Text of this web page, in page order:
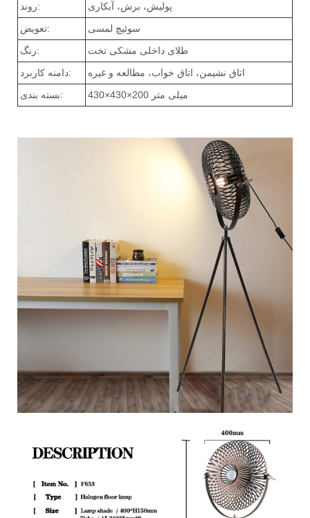
روند:
پولیش، برش، آبکاری
تعویض:
سوئیچ لمسی
رنگ:
طلای داخلی مشکی تخت
دامنه کاربرد:
اتاق نشیمن، اتاق خواب، مطالعه و غیره
بسته بندی:
430×430×200 میلی متر